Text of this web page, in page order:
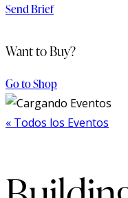
Send Brief
Want to Buy?
Go to Shop
« Todos los Eventos